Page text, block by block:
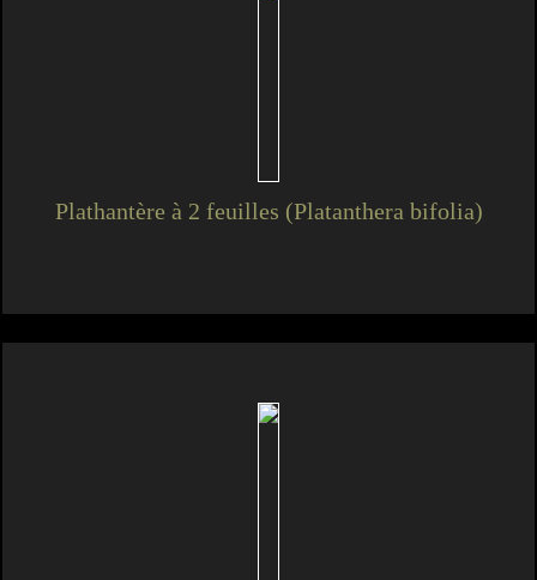
Plathantère à 2 feuilles (Platanthera bifolia)